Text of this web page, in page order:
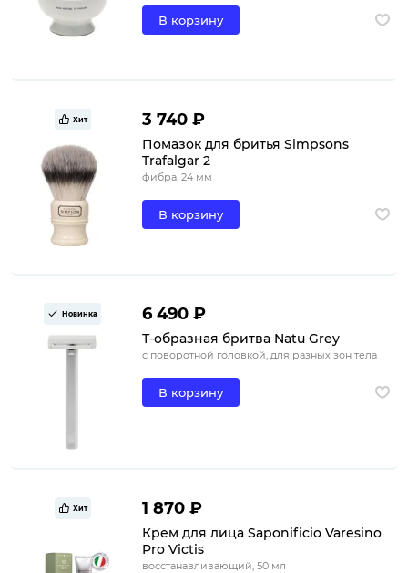
В корзину
Хит 3 740 ₽
Помазок для бритья Simpsons
Trafalgar 2
фибра, 24 мм
В корзину
Новинка 6 490 ₽
Т-образная бритва Natu Grey
с поворотной головкой, для разных зон тела
В корзину
Хит 1 870 ₽
Крем для лица Saponificio Varesino
Pro Victis
восстанавливающий, 50 мл